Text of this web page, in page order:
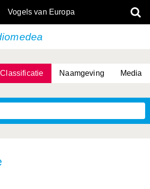
Vogels van Europa
Classificatie Naamgeving Media